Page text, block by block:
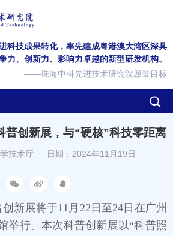
科技成果转化，率先建成粤港澳大湾区深具
力、创新力、影响力卓越的新型研发机构。
——珠海中科先进技术研究院愿景目标
普创新展，与“硬核”科技零距离
技术厅 日期：2024年11月19日
新展将于11月22日至24日在广州
举行。本次科普创新展以“科普照